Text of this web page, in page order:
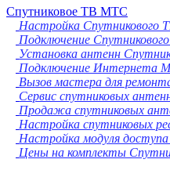
Спутниковое ТВ МТС
Настройка Спутникового
Подключение
Установка антенн
Подключение Интернета
Вызов мастера для
Сервис спутниковых
Продажа спутниковых
Настройка спутниковых
Настройка модуля
Цены на комплекты